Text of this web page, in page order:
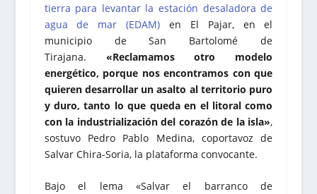
tierra para levantar la estación desaladora de
agua de mar (EDAM) en El Pajar, en el
municipio de San Bartolomé de
Tirajana. «Reclamamos otro modelo
energético, porque nos encontramos con que
quieren desarrollar un asalto al territorio puro
y duro, tanto lo que queda en el litoral como
con la industrialización del corazón de la isla»,
sostuvo Pedro Pablo Medina, coportavoz de
Salvar Chira-Soria, la plataforma convocante.
Bajo el lema «Salvar el barranco de